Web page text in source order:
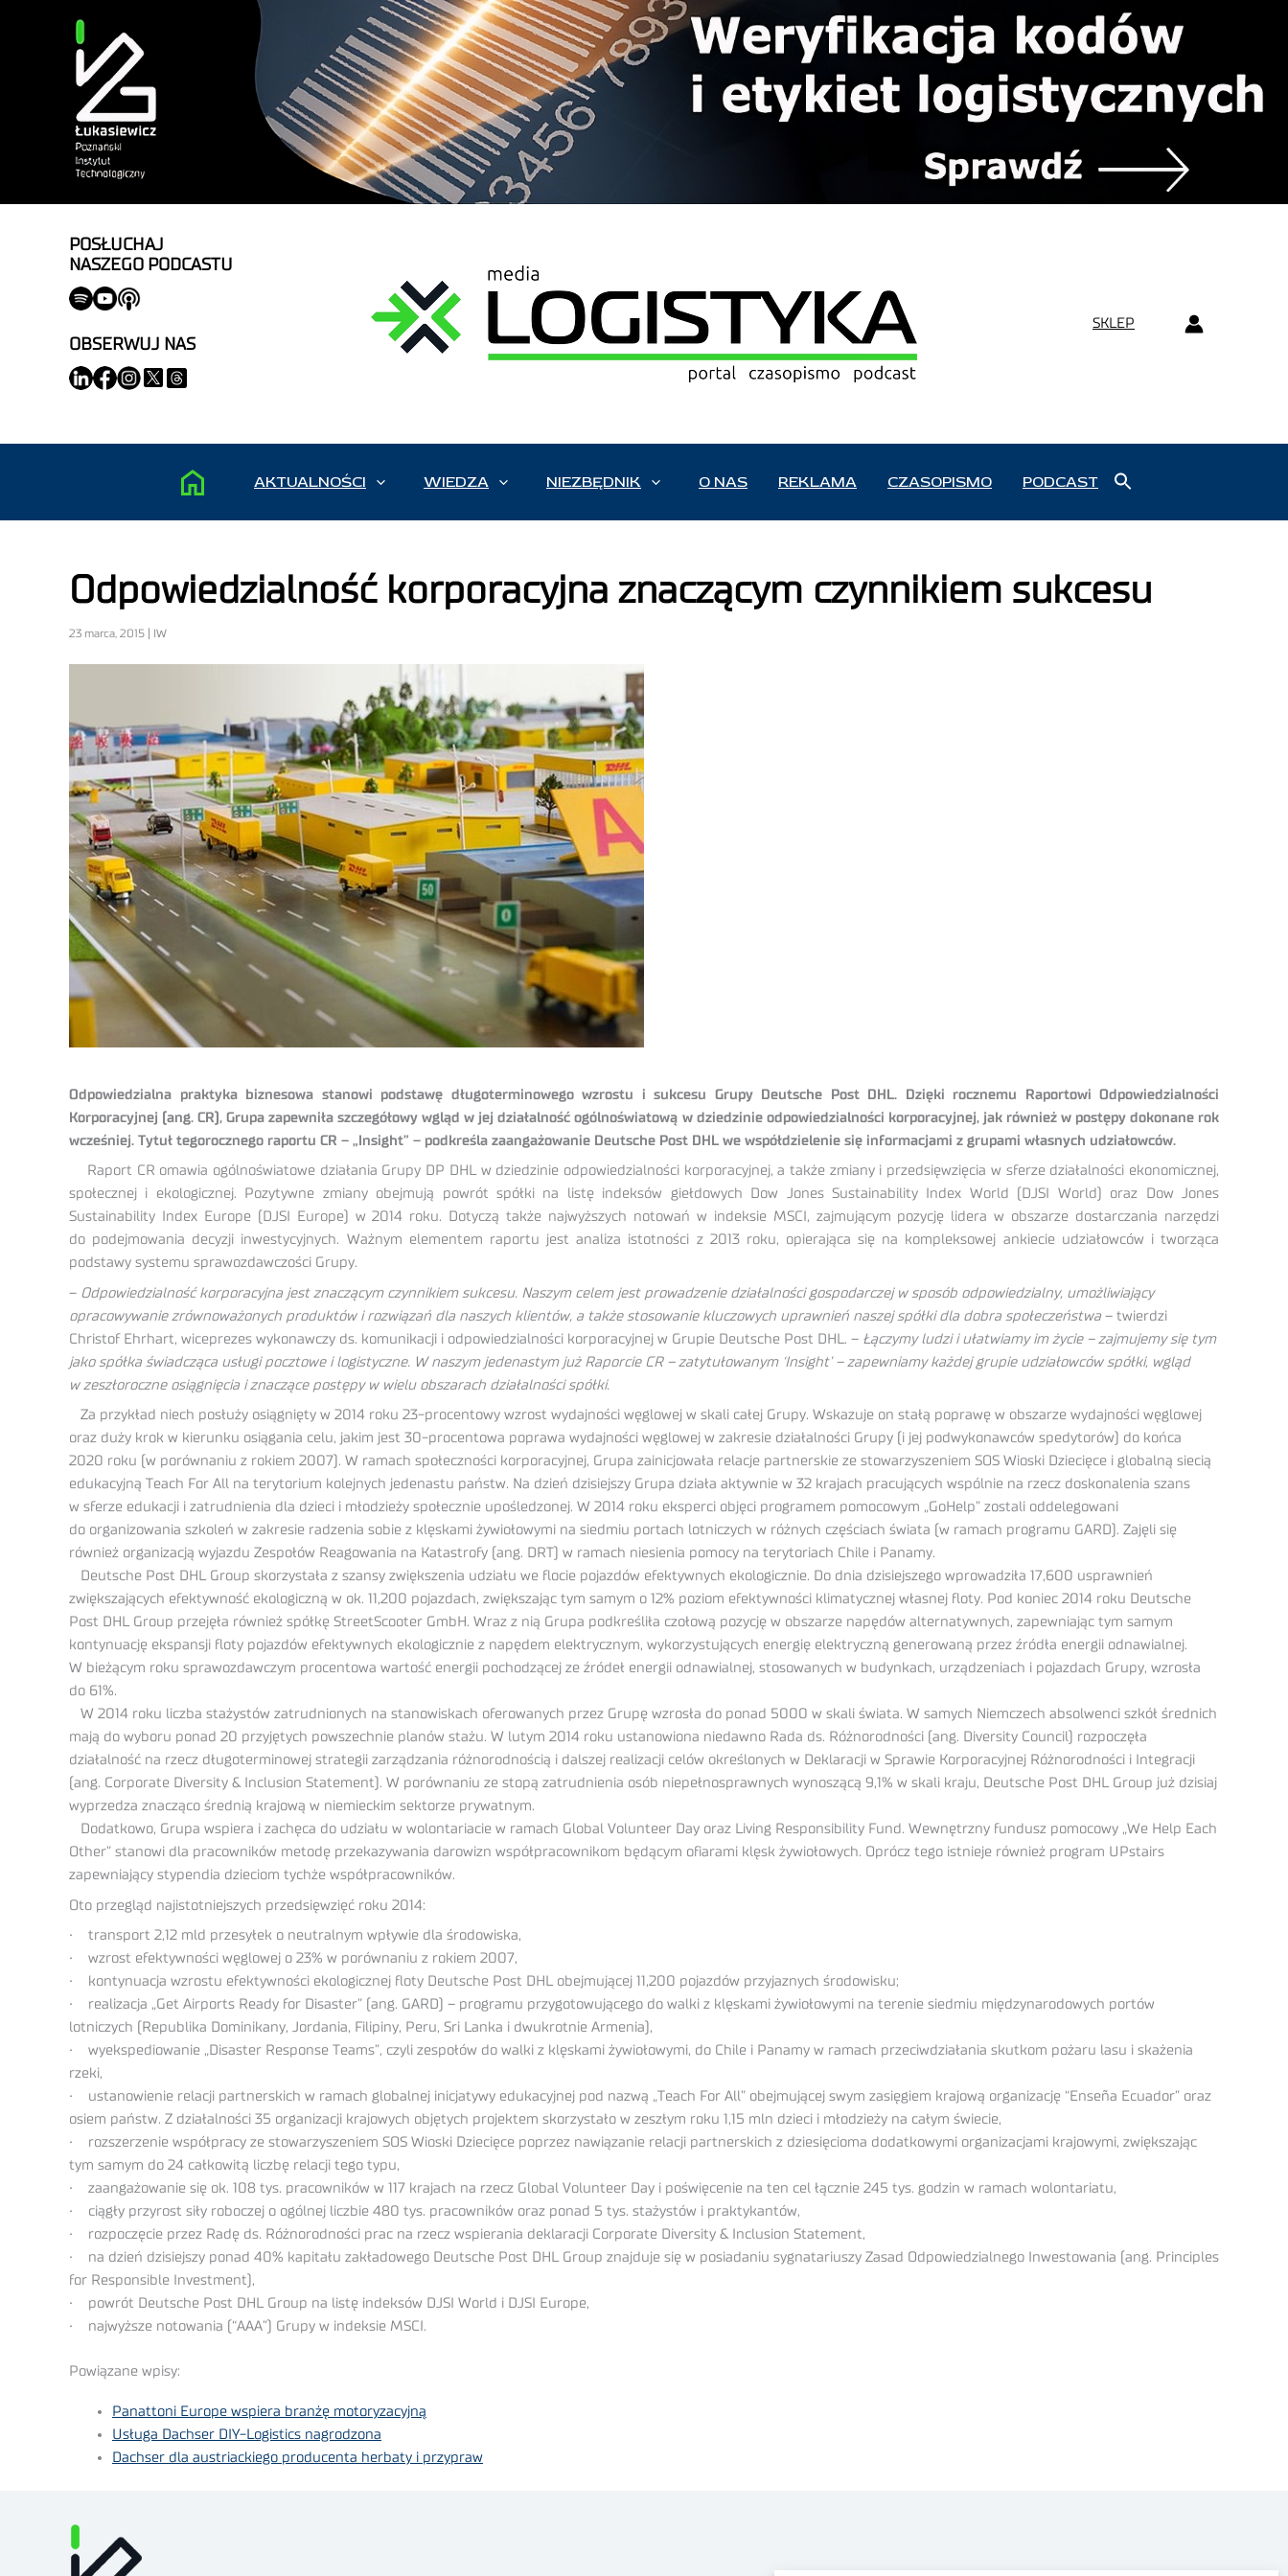
POSŁUCHAJ
NASZEGO PODCASTU
OBSERWUJ NAS
SKLEP
AKTUALNOŚCI WIEDZA NIEZBĘDNIK O NAS REKLAMA CZASOPISMO PODCAST
Odpowiedzialność korporacyjna znaczącym czynnikiem sukcesu
23 marca, 2015 | IW
Odpowiedzialna praktyka biznesowa stanowi podstawę długoterminowego wzrostu i sukcesu Grupy Deutsche Post DHL. Dzięki rocznemu Raportowi Odpowiedzialności
Korporacyjnej (ang. CR), Grupa zapewniła szczegółowy wgląd w jej działalność ogólnoświatową w dziedzinie odpowiedzialności korporacyjnej, jak również w postępy dokonane rok
wcześniej. Tytuł tegorocznego raportu CR – „Insight” – podkreśla zaangażowanie Deutsche Post DHL we współdzielenie się informacjami z grupami własnych udziałowców.
Raport CR omawia ogólnoświatowe działania Grupy DP DHL w dziedzinie odpowiedzialności korporacyjnej, a także zmiany i przedsięwzięcia w sferze działalności ekonomicznej,
społecznej i ekologicznej. Pozytywne zmiany obejmują powrót spółki na listę indeksów giełdowych Dow Jones Sustainability Index World (DJSI World) oraz Dow Jones
Sustainability Index Europe (DJSI Europe) w 2014 roku. Dotyczą także najwyższych notowań w indeksie MSCI, zajmującym pozycję lidera w obszarze dostarczania narzędzi
do podejmowania decyzji inwestycyjnych. Ważnym elementem raportu jest analiza istotności z 2013 roku, opierająca się na kompleksowej ankiecie udziałowców i tworząca
podstawy systemu sprawozdawczości Grupy.
– Odpowiedzialność korporacyjna jest znaczącym czynnikiem sukcesu. Naszym celem jest prowadzenie działalności gospodarczej w sposób odpowiedzialny, umożliwiający
opracowywanie zrównoważonych produktów i rozwiązań dla naszych klientów, a także stosowanie kluczowych uprawnień naszej spółki dla dobra społeczeństwa – twierdzi
Christof Ehrhart, wiceprezes wykonawczy ds. komunikacji i odpowiedzialności korporacyjnej w Grupie Deutsche Post DHL. – Łączymy ludzi i ułatwiamy im życie – zajmujemy się tym
jako spółka świadcząca usługi pocztowe i logistyczne. W naszym jedenastym już Raporcie CR – zatytułowanym ‘Insight’ – zapewniamy każdej grupie udziałowców spółki, wgląd
w zeszłoroczne osiągnięcia i znaczące postępy w wielu obszarach działalności spółki.
Za przykład niech posłuży osiągnięty w 2014 roku 23-procentowy wzrost wydajności węglowej w skali całej Grupy. Wskazuje on stałą poprawę w obszarze wydajności węglowej
oraz duży krok w kierunku osiągania celu, jakim jest 30-procentowa poprawa wydajności węglowej w zakresie działalności Grupy (i jej podwykonawców spedytorów) do końca
2020 roku (w porównaniu z rokiem 2007). W ramach społeczności korporacyjnej, Grupa zainicjowała relacje partnerskie ze stowarzyszeniem SOS Wioski Dziecięce i globalną siecią
edukacyjną Teach For All na terytorium kolejnych jedenastu państw. Na dzień dzisiejszy Grupa działa aktywnie w 32 krajach pracujących wspólnie na rzecz doskonalenia szans
w sferze edukacji i zatrudnienia dla dzieci i młodzieży społecznie upośledzonej. W 2014 roku eksperci objęci programem pomocowym „GoHelp” zostali oddelegowani
do organizowania szkoleń w zakresie radzenia sobie z klęskami żywiołowymi na siedmiu portach lotniczych w różnych częściach świata (w ramach programu GARD). Zajęli się
również organizacją wyjazdu Zespołów Reagowania na Katastrofy (ang. DRT) w ramach niesienia pomocy na terytoriach Chile i Panamy.
Deutsche Post DHL Group skorzystała z szansy zwiększenia udziału we flocie pojazdów efektywnych ekologicznie. Do dnia dzisiejszego wprowadziła 17,600 usprawnień
zwiększających efektywność ekologiczną w ok. 11,200 pojazdach, zwiększając tym samym o 12% poziom efektywności klimatycznej własnej floty. Pod koniec 2014 roku Deutsche
Post DHL Group przejęła również spółkę StreetScooter GmbH. Wraz z nią Grupa podkreśliła czołową pozycję w obszarze napędów alternatywnych, zapewniając tym samym
kontynuację ekspansji floty pojazdów efektywnych ekologicznie z napędem elektrycznym, wykorzystujących energię elektryczną generowaną przez źródła energii odnawialnej.
W bieżącym roku sprawozdawczym procentowa wartość energii pochodzącej ze źródeł energii odnawialnej, stosowanych w budynkach, urządzeniach i pojazdach Grupy, wzrosła
do 61%.
W 2014 roku liczba stażystów zatrudnionych na stanowiskach oferowanych przez Grupę wzrosła do ponad 5000 w skali świata. W samych Niemczech absolwenci szkół średnich
mają do wyboru ponad 20 przyjętych powszechnie planów stażu. W lutym 2014 roku ustanowiona niedawno Rada ds. Różnorodności (ang. Diversity Council) rozpoczęła
działalność na rzecz długoterminowej strategii zarządzania różnorodnością i dalszej realizacji celów określonych w Deklaracji w Sprawie Korporacyjnej Różnorodności i Integracji
(ang. Corporate Diversity & Inclusion Statement). W porównaniu ze stopą zatrudnienia osób niepełnosprawnych wynoszącą 9,1% w skali kraju, Deutsche Post DHL Group już dzisiaj
wyprzedza znacząco średnią krajową w niemieckim sektorze prywatnym.
Dodatkowo, Grupa wspiera i zachęca do udziału w wolontariacie w ramach Global Volunteer Day oraz Living Responsibility Fund. Wewnętrzny fundusz pomocowy „We Help Each
Other” stanowi dla pracowników metodę przekazywania darowizn współpracownikom będącym ofiarami klęsk żywiołowych. Oprócz tego istnieje również program UPstairs
zapewniający stypendia dzieciom tychże współpracowników.
Oto przegląd najistotniejszych przedsięwzięć roku 2014:
• transport 2,12 mld przesyłek o neutralnym wpływie dla środowiska,
• wzrost efektywności węglowej o 23% w porównaniu z rokiem 2007,
• kontynuacja wzrostu efektywności ekologicznej floty Deutsche Post DHL obejmującej 11,200 pojazdów przyjaznych środowisku;
• realizacja „Get Airports Ready for Disaster” (ang. GARD) – programu przygotowującego do walki z klęskami żywiołowymi na terenie siedmiu międzynarodowych portów
lotniczych (Republika Dominikany, Jordania, Filipiny, Peru, Sri Lanka i dwukrotnie Armenia),
• wyekspediowanie „Disaster Response Teams”, czyli zespołów do walki z klęskami żywiołowymi, do Chile i Panamy w ramach przeciwdziałania skutkom pożaru lasu i skażenia
rzeki,
• ustanowienie relacji partnerskich w ramach globalnej inicjatywy edukacyjnej pod nazwą „Teach For All” obejmującej swym zasięgiem krajową organizację “Enseña Ecuador” oraz
osiem państw. Z działalności 35 organizacji krajowych objętych projektem skorzystało w zeszłym roku 1,15 mln dzieci i młodzieży na całym świecie,
• rozszerzenie współpracy ze stowarzyszeniem SOS Wioski Dziecięce poprzez nawiązanie relacji partnerskich z dziesięcioma dodatkowymi organizacjami krajowymi, zwiększając
tym samym do 24 całkowitą liczbę relacji tego typu,
• zaangażowanie się ok. 108 tys. pracowników w 117 krajach na rzecz Global Volunteer Day i poświęcenie na ten cel łącznie 245 tys. godzin w ramach wolontariatu,
• ciągły przyrost siły roboczej o ogólnej liczbie 480 tys. pracowników oraz ponad 5 tys. stażystów i praktykantów,
• rozpoczęcie przez Radę ds. Różnorodności prac na rzecz wspierania deklaracji Corporate Diversity & Inclusion Statement,
• na dzień dzisiejszy ponad 40% kapitału zakładowego Deutsche Post DHL Group znajduje się w posiadaniu sygnatariuszy Zasad Odpowiedzialnego Inwestowania (ang. Principles
for Responsible Investment),
• powrót Deutsche Post DHL Group na listę indeksów DJSI World i DJSI Europe,
• najwyższe notowania (“AAA”) Grupy w indeksie MSCI.
Powiązane wpisy:
Panattoni Europe wspiera branżę motoryzacyjną
Usługa Dachser DIY-Logistics nagrodzona
Dachser dla austriackiego producenta herbaty i przypraw